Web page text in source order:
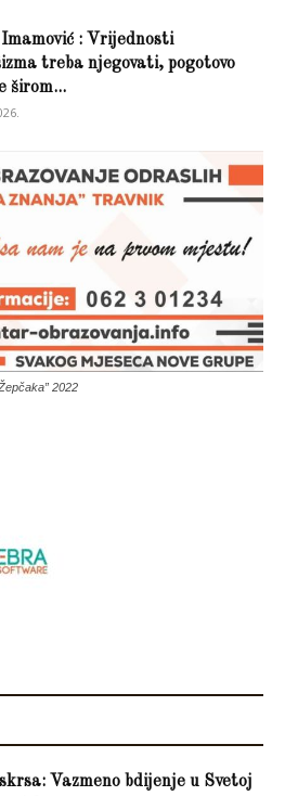
: Vrijednosti
treba njegovati, pogotovo
širom...
2022
Vazmeno bdijenje u Svetoj